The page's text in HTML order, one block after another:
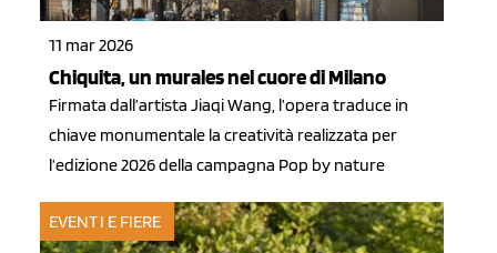
11 mar 2026
Chiquita, un murales nel cuore di Milano
Firmata dall’artista Jiaqi Wang, l’opera traduce in
chiave monumentale la creatività realizzata per
l’edizione 2026 della campagna Pop by nature
EVENTI E FIERE